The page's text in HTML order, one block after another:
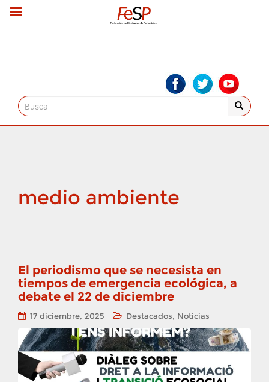
Search
for:
medio ambiente
El periodismo que se necesista en
tiempos de emergencia ecológica, a
debate el 22 de diciembre
17 diciembre, 2025 Destacados, Noticias